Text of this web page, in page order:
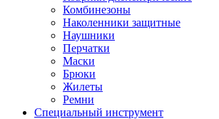
Комбинезоны
Наколенники защитные
Наушники
Перчатки
Маски
Брюки
Жилеты
Ремни
Специальный инструмент